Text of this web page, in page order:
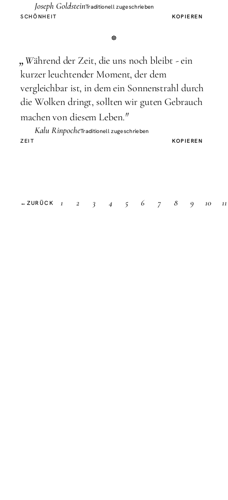
Joseph GoldsteinTraditionell zugeschrieben
SCHÖNHEIT
KOPIEREN
„Während der Zeit, die uns noch bleibt - ein
kurzer leuchtender Moment, der dem
vergleichbar ist, in dem ein Sonnenstrahl durch
die Wolken dringt, sollten wir guten Gebrauch
machen von diesem Leben."
Kalu RinpocheTraditionell zugeschrieben
ZEIT
KOPIEREN
← ZURÜCK 1 2 3 4 5 6 7 8 9 10 11